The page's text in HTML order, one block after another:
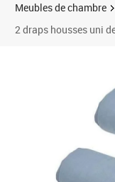
Meubles de chambre
2 draps housses uni